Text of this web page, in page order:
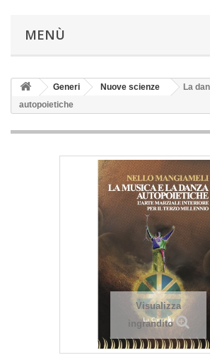
MENÙ
Generi Nuove scienze
La
autopoietiche
Visualizza
ingrandito